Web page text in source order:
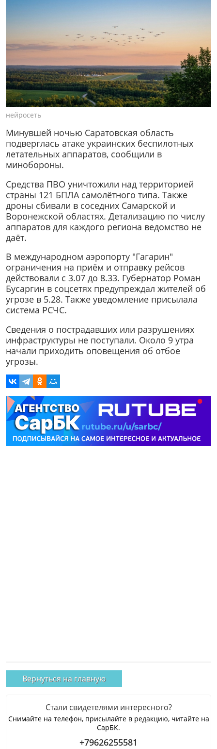
нейросеть
Минувшей ночью Саратовская область
подверглась атаке украинских беспилотных
летательных аппаратов, сообщили в
минобороны.
Средства ПВО уничтожили над территорией
страны 121 БПЛА самолётного типа. Также
дроны сбивали в соседних Самарской и
Воронежской областях. Детализацию по числу
аппаратов для каждого региона ведомство не
даёт.
В международном аэропорту "Гагарин"
ограничения на приём и отправку рейсов
действовали с 3.07 до 8.33. Губернатор Роман
Бусаргин в соцсетях предупреждал жителей об
угрозе в 5.28. Также уведомление присылала
система РСЧС.
Сведения о пострадавших или разрушениях
инфраструктуры не поступали. Около 9 утра
начали приходить оповещения об отбое
угрозы.
Вернуться на главную
Стали свидетелями интересного?
Снимайте на телефон, присылайте в редакцию, читайте на
СарБК.
+79626255581